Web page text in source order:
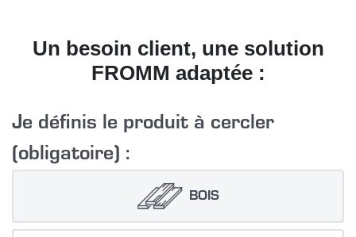
Un besoin client, une solution
FROMM adaptée :
Je définis le produit à cercler
(obligatoire) :
BOIS